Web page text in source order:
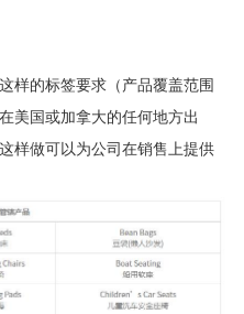
样的标签要求（产品覆盖范围
美国或加拿大的任何地方出
样做可以为公司在销售上提供